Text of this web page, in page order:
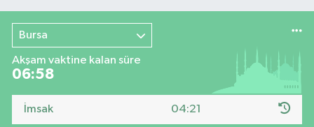
Bursa
Akşam vaktine kalan süre
06:58
İmsak 04:21